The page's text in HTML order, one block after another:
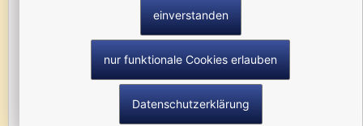
einverstanden
nur funktionale Cookies erlauben
Datenschutzerklärung